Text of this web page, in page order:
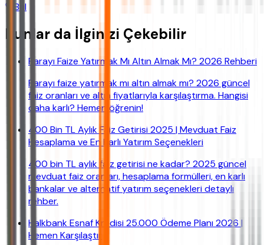
Bul
Bunlar da İlginizi Çekebilir
Parayı Faize Yatırmak Mı Altın Almak Mı? 2026 Rehberi
Parayı faize yatırmak mı altın almak mı? 2026 güncel
faiz oranları ve altın fiyatlarıyla karşılaştırma. Hangisi
daha karlı? Hemen öğrenin!
400 Bin TL Aylık Faiz Getirisi 2025 | Mevduat Faiz
Hesaplama ve En Karlı Yatırım Seçenekleri
400 bin TL aylık faiz getirisi ne kadar? 2025 güncel
mevduat faiz oranları, hesaplama formülleri, en karlı
bankalar ve alternatif yatırım seçenekleri detaylı
rehber.
Halkbank Esnaf Kredisi 25.000 Ödeme Planı 2026 |
Hemen Karşılaştır